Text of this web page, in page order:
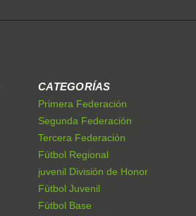
CATEGORÍAS
Primera Federación
Segunda Federación
Tercera Federación
Fútbol Regional
juvenil División de Honor
Fútbol Juvenil
Fútbol Base